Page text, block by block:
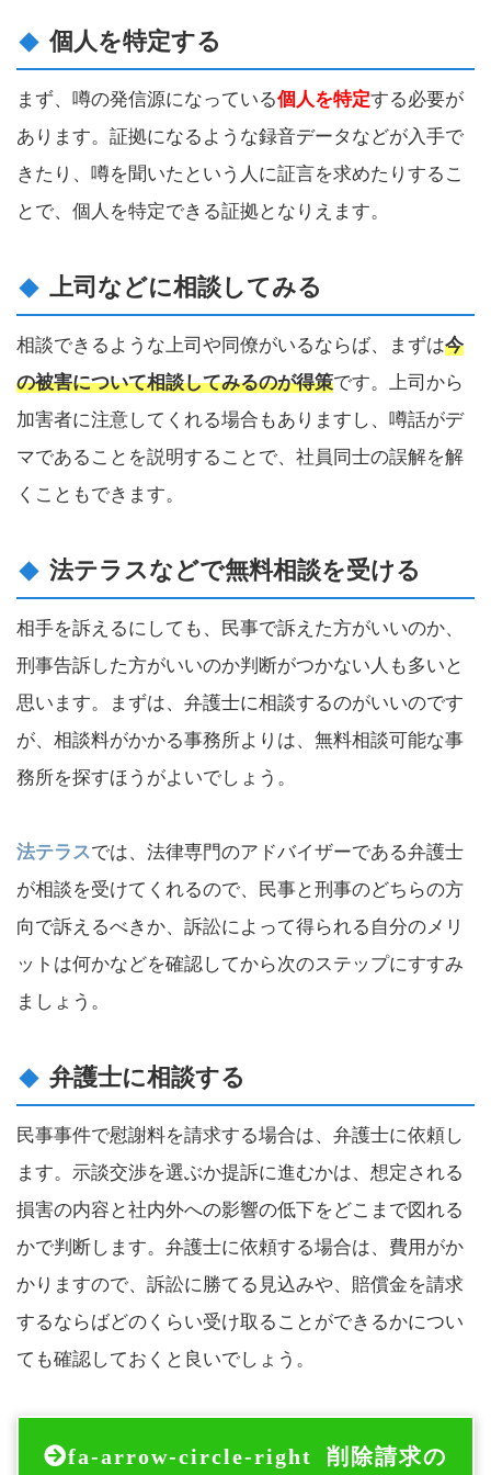
個人を特定する
まず、噂の発信源になっている個人を特定する必要が
あります。証拠になるような録音データなどが入手で
きたり、噂を聞いたという人に証言を求めたりするこ
とで、個人を特定できる証拠となりえます。
上司などに相談してみる
相談できるような上司や同僚がいるならば、まずは今
の被害について相談してみるのが得策です。上司から
加害者に注意してくれる場合もありますし、噂話がデ
マであることを説明することで、社員同士の誤解を解
くこともできます。
法テラスなどで無料相談を受ける
相手を訴えるにしても、民事で訴えた方がいいのか、
刑事告訴した方がいいのか判断がつかない人も多いと
思います。まずは、弁護士に相談するのがいいのです
が、相談料がかかる事務所よりは、無料相談可能な事
務所を探すほうがよいでしょう。
法テラスでは、法律専門のアドバイザーである弁護士
が相談を受けてくれるので、民事と刑事のどちらの方
向で訴えるべきか、訴訟によって得られる自分のメリ
ットは何かなどを確認してから次のステップにすすみ
ましょう。
弁護士に相談する
民事事件で慰謝料を請求する場合は、弁護士に依頼し
ます。示談交渉を選ぶか提訴に進むかは、想定される
損害の内容と社内外への影響の低下をどこまで図れる
かで判断します。弁護士に依頼する場合は、費用がか
かりますので、訴訟に勝てる見込みや、賠償金を請求
するならばどのくらい受け取ることができるかについ
ても確認しておくと良いでしょう。
fa-arrow-circle-right
削除請求の